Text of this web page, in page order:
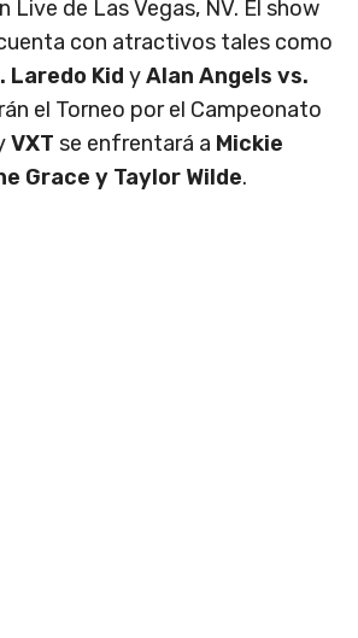
Live de Las Vegas, NV. El show
con atractivos tales como
Laredo Kid yAlan Angels vs.
el Torneo por el Campeonato
VXT se enfrentará a Mickie
Grace y Taylor Wilde.